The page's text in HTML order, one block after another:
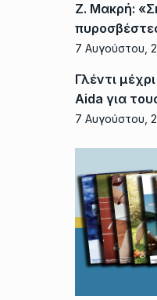
Ζ. Μακρή:
7 Αυγούστου,
Γλέντι
Aida για
7 Αυγούστου,